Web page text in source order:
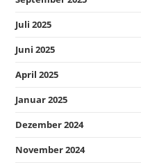
Juli 2025
Juni 2025
April 2025
Januar 2025
Dezember 2024
November 2024